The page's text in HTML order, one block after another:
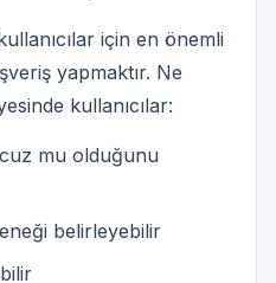
için en önemli
yapmaktır. Ne
kullanıcılar:
mu olduğunu
belirleyebilir